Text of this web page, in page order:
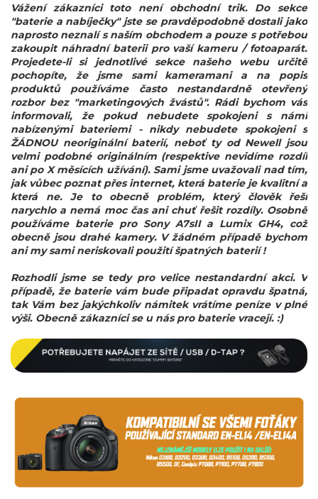
Vážení zákazníci toto není obchodní trik. Do sekce
"baterie a nabíječky" jste se pravděpodobně dostali jako
naprosto neznalí s naším obchodem a pouze s potřebou
zakoupit náhradní baterii pro vaší kameru / fotoaparát.
Projedete-li si jednotlivé sekce našeho webu určitě
pochopíte, že jsme sami kameramani a na popis
produktů používáme často nestandardně otevřený
rozbor bez "marketingových žvástů". Rádi bychom vás
informovali, že pokud nebudete spokojeni s námi
nabízenými bateriemi - nikdy nebudete spokojeni s
ŽÁDNOU neoriginální baterií, neboť ty od Newell jsou
velmi podobné originálním (respektive nevidíme rozdíl
ani po X měsících užívání). Sami jsme uvažovali nad tím,
jak vůbec poznat přes internet, která baterie je kvalitní a
která ne. Je to obecně problém, který člověk řeší
narychlo a nemá moc čas ani chuť řešit rozdíly. Osobně
používáme baterie pro Sony A7sII a Lumix GH4, což
obecně jsou drahé kamery. V žádném případě bychom
ani my sami neriskovali použití špatných baterií !
Rozhodli jsme se tedy pro velice nestandardní akci. V
případě, že baterie vám bude připadat opravdu špatná,
tak Vám bez jakýchkoliv námitek vrátíme peníze v plné
výši. Obecně zákazníci se u nás pro baterie vracejí. :)